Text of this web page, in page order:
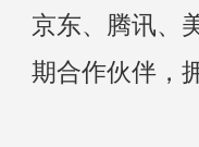
京东、腾讯、
期合作伙伴，